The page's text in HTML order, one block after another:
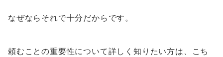
なぜならそれで十分だからです。
頼むことの重要性について詳しく知りたい方は、こち